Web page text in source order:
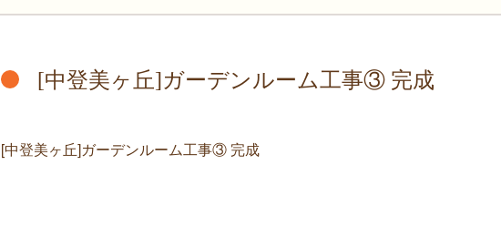
[中登美ヶ丘]ガーデンルーム工事③ 完成
[中登美ヶ丘]ガーデンルーム工事③ 完成